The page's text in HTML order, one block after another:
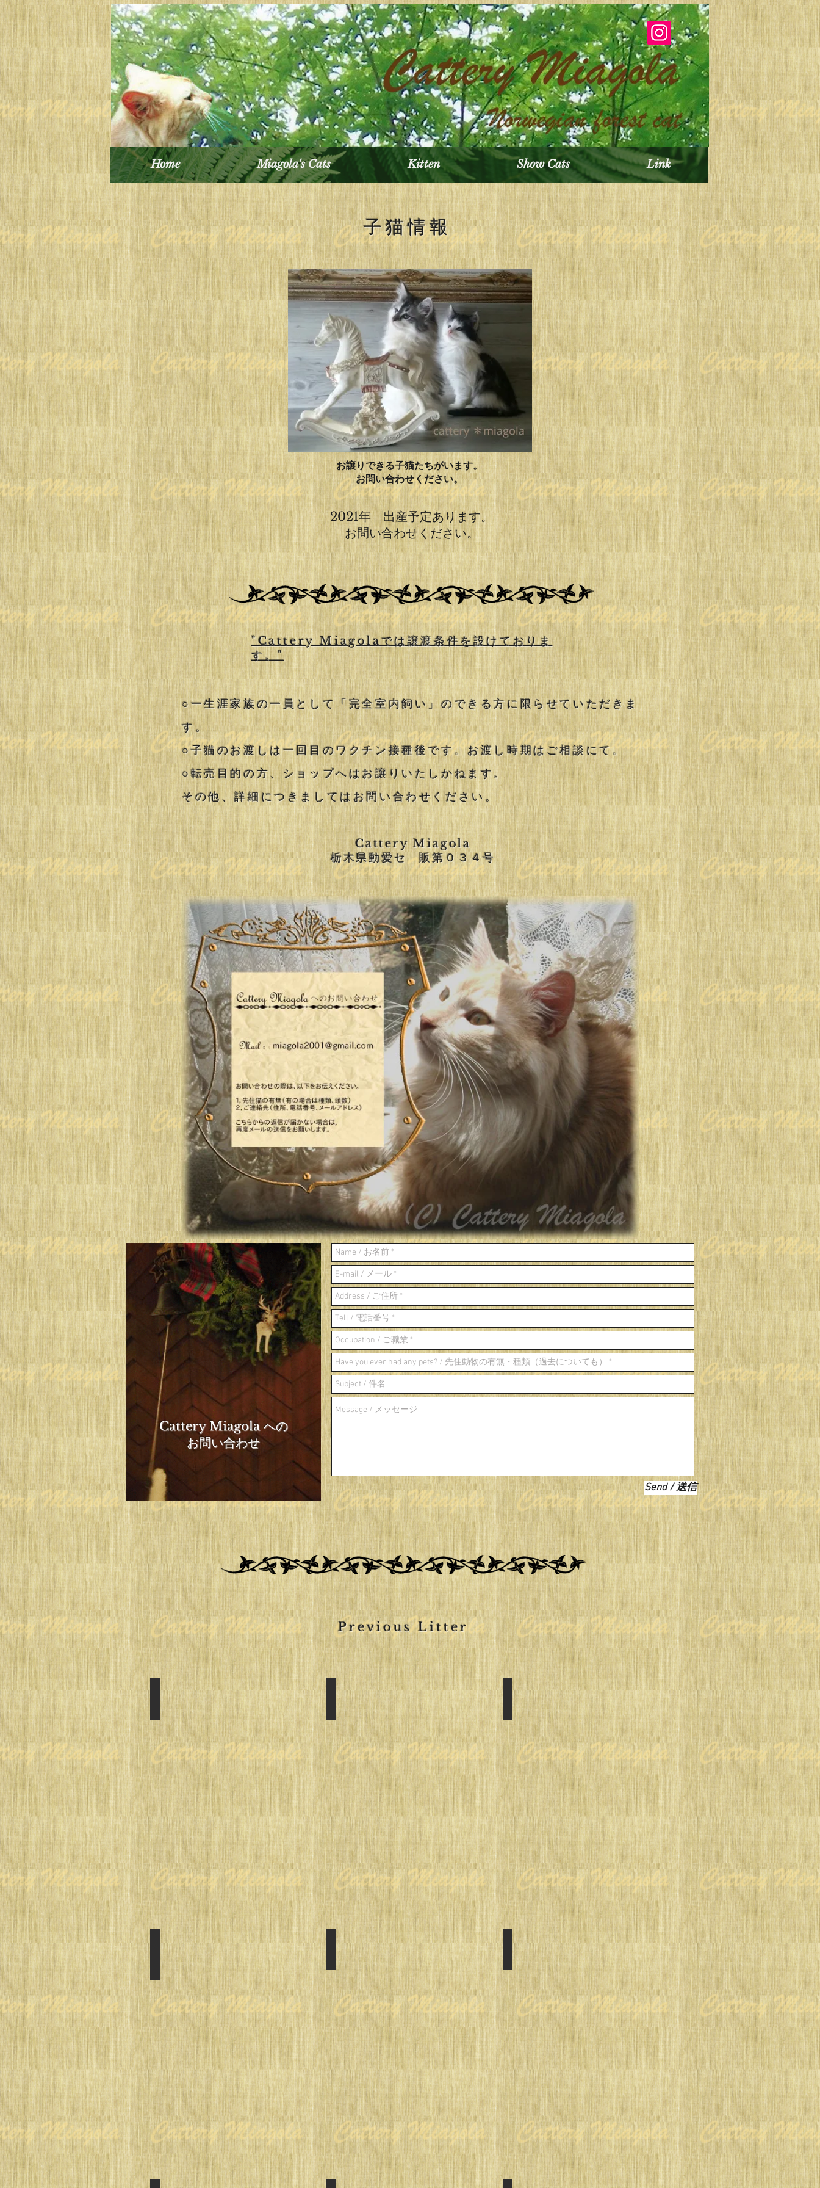
Home Miagola's Cats Kitten Show Cats Link
子猫情報
お譲りできる子猫たちがいます。
​お問い合わせください。
2021年 出産予定あります。
​お問い合わせください。
"Cattery Miagolaでは譲渡条件を設けておりま
す。"
○一生涯家族の一員として「完全室内飼い」のできる方に限らせていただきま
す。
○子猫のお渡しは一回目のワクチン接種後です。お渡し時期はご相談にて。
○転売目的の方、ショップへはお譲りいたしかねます。
その他、詳細につきましてはお問い合わせください。
Cattery Miagola
栃木県動愛セ 販第０３４号
Cattery Miagola への
お問い合わせ
Send / 送信
Previous Litter
Autumn in 2017
SIRE:S:Moodindigo's
Delta
DAM:Azureblue
Point
le
Pommier
Winter in 2016
SIRE:TICA
RW
SGC
Miagola
Quinario
Doppio
DAM:TICA
Miagola
Joulietta
Autumn in 2016
SIRE:TICA
RW
SGC
Azureblue
Wish
of
Miagola
DAM:Azureblue
Merletto
Tulle
of
Miagola
Spring in 2016
SIRE
TICA
Miagola
Largo
DAM
Miagola
Nicoletta
di
Pesca
Autumn in 2015
SIRE
TICA
SGC
Azureblue
Wish
Miagola
DAM
:
Azureblue
Merletto
a
Tulle
of
Miagola
Winter in 2015
SIRE
TICA
RW
SGC
Azureblue
Wish
Miagola
DAM
Azureblue
Flordfrill
Miagola